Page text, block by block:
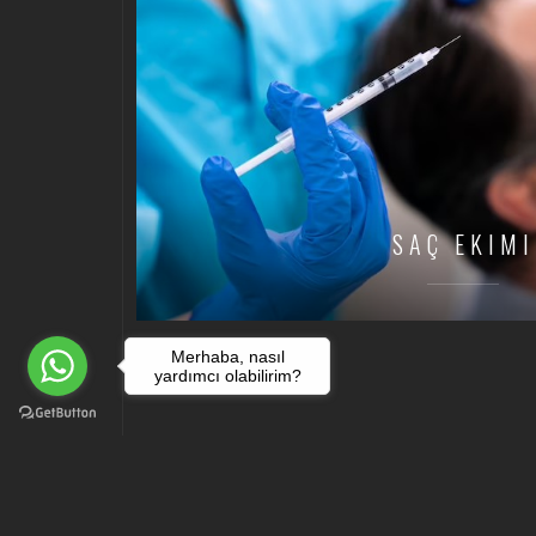
SAÇ EKIMI
Merhaba, nasıl
yardımcı olabilirim?